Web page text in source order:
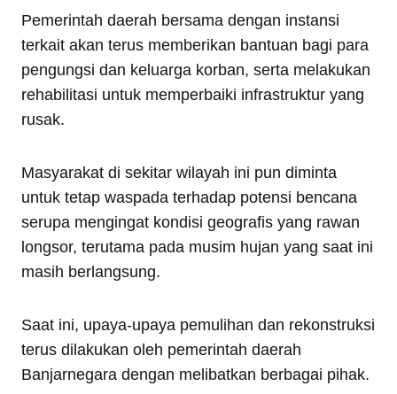
Pemerintah daerah bersama dengan instansi
terkait akan terus memberikan bantuan bagi para
pengungsi dan keluarga korban, serta melakukan
rehabilitasi untuk memperbaiki infrastruktur yang
rusak.
Masyarakat di sekitar wilayah ini pun diminta
untuk tetap waspada terhadap potensi bencana
serupa mengingat kondisi geografis yang rawan
longsor, terutama pada musim hujan yang saat ini
masih berlangsung.
Saat ini, upaya-upaya pemulihan dan rekonstruksi
terus dilakukan oleh pemerintah daerah
Banjarnegara dengan melibatkan berbagai pihak.